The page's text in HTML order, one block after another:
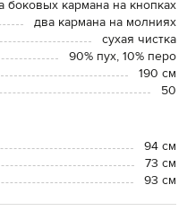
боковых кармана на кнопках
два кармана на молниях
сухая чистка
90% пух, 10% перо
190 см
50
94 см
73 см
93 см